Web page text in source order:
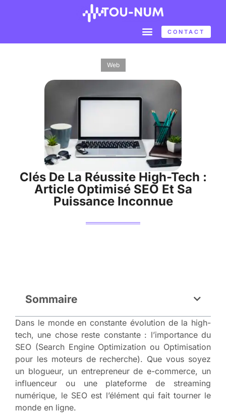
CONTACT
Web
Clés De La Réussite High-Tech :
Article Optimisé SEO Et Sa
Puissance Inconnue
Sommaire
Dans le monde en constante évolution de la high-
tech, une chose reste constante : l’importance du
SEO (Search Engine Optimization ou Optimisation
pour les moteurs de recherche). Que vous soyez
un blogueur, un entrepreneur de e-commerce, un
influenceur ou une plateforme de streaming
numérique, le SEO est l’élément qui fait tourner le
monde en ligne.